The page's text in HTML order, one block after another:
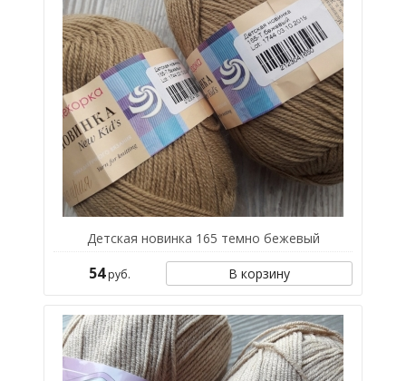
Детская новинка 165 темно бежевый
54руб. В корзину